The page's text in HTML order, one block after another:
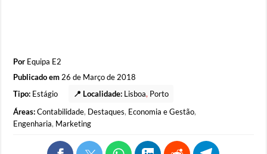
Por Equipa E2
Publicado em 26 de Março de 2018
Tipo: Estágio 📍 Localidade: Lisboa, Porto
Áreas: Contabilidade, Destaques, Economia e Gestão,
Engenharia, Marketing